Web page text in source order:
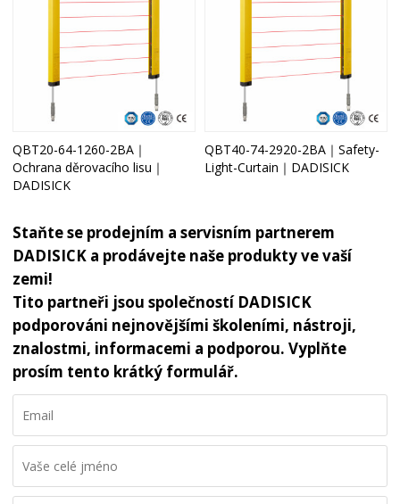
QBT20-64-1260-2BA｜
Ochrana děrovacího lisu｜
DADISICK
QBT40-74-2920-2BA｜Safety-
Light-Curtain｜DADISICK
Staňte se prodejním a servisním partnerem
DADISICK a prodávejte naše produkty ve vaší
zemi!
Tito partneři jsou společností DADISICK
podporováni nejnovějšími školeními, nástroji,
znalostmi, informacemi a podporou. Vyplňte
prosím tento krátký formulář.